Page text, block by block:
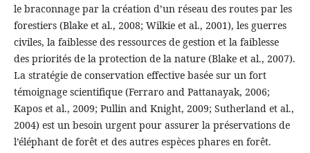
le braconnage par la création d’un réseau des routes par les
forestiers (Blake et al., 2008; Wilkie et al., 2001), les guerres
civiles, la faiblesse des ressources de gestion et la faiblesse
des priorités de la protection de la nature (Blake et al., 2007).
La stratégie de conservation effective basée sur un fort
témoignage scientifique (Ferraro and Pattanayak, 2006;
Kapos et al., 2009; Pullin and Knight, 2009; Sutherland et al.,
2004) est un besoin urgent pour assurer la préservations de
l’éléphant de forêt et des autres espèces phares en forêt.